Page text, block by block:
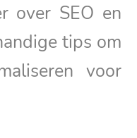
over SEO en
tips om
voor